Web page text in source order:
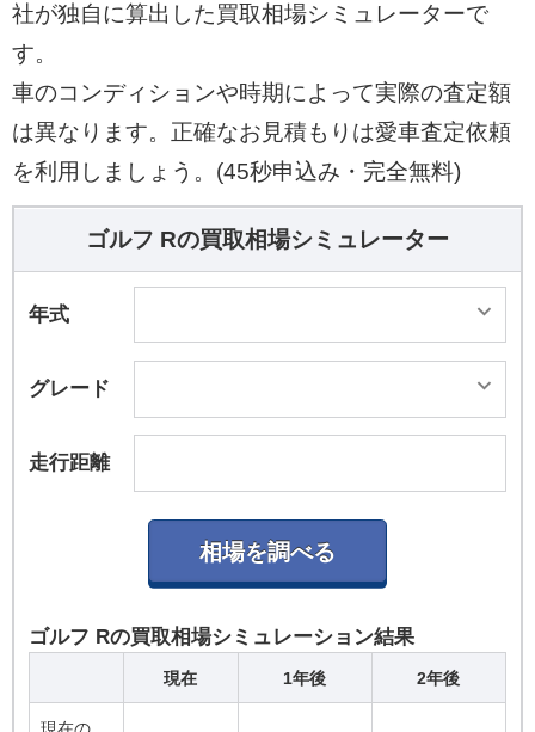
社が独自に算出した買取相場シミュレーターで
す。
車のコンディションや時期によって実際の査定額
は異なります。正確なお見積もりは愛車査定依頼
を利用しましょう。(45秒申込み・完全無料)
ゴルフ Rの買取相場シミュレーター
年式
グレード
走行距離
ゴルフ Rの買取相場シミュレーション結果
現在 1年後 2年後